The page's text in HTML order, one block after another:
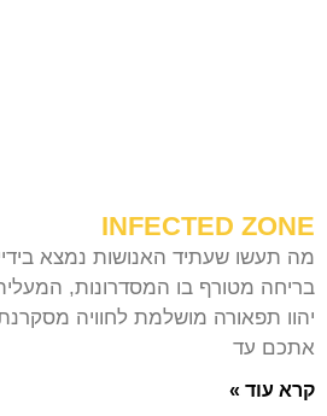
INFECTED ZONE
מה תעשו שעתיד האנושות נמצא
בריחה מטורף בו המסדרונות,
יהוו תפאורה מושלמת לחוויה
אתכם עד
קרא עוד »